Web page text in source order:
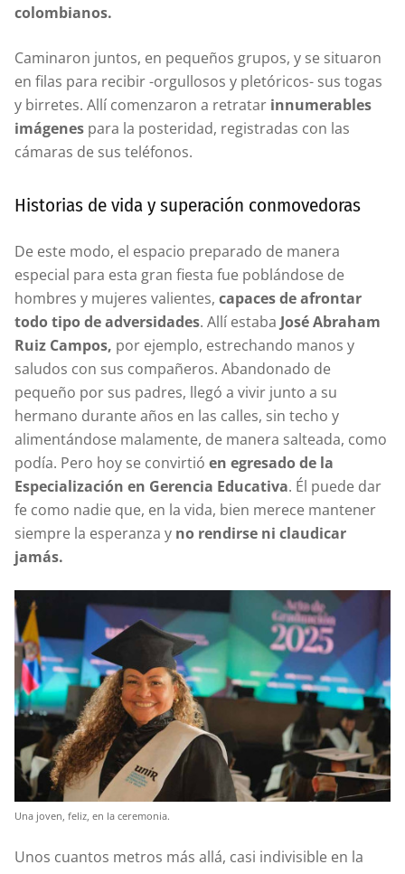
colombianos.
Caminaron juntos, en pequeños grupos, y se situaron
en filas para recibir -orgullosos y pletóricos- sus togas
y birretes. Allí comenzaron a retratar innumerables
imágenes para la posteridad, registradas con las
cámaras de sus teléfonos.
Historias de vida y superación conmovedoras
De este modo, el espacio preparado de manera
especial para esta gran fiesta fue poblándose de
hombres y mujeres valientes, capaces de afrontar
todo tipo de adversidades. Allí estaba José Abraham
Ruiz Campos, por ejemplo, estrechando manos y
saludos con sus compañeros. Abandonado de
pequeño por sus padres, llegó a vivir junto a su
hermano durante años en las calles, sin techo y
alimentándose malamente, de manera salteada, como
podía. Pero hoy se convirtió en egresado de la
Especialización en Gerencia Educativa. Él puede dar
fe como nadie que, en la vida, bien merece mantener
siempre la esperanza y no rendirse ni claudicar
jamás.
Una joven, feliz, en la ceremonia.
Unos cuantos metros más allá, casi indivisible en la